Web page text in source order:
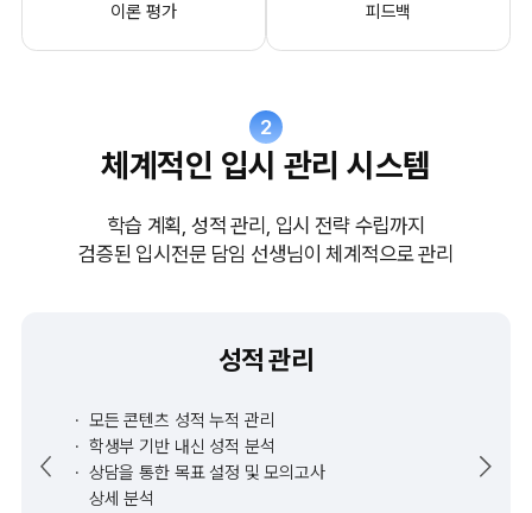
이론 평가
피드백
2
체계적인 입시 관리 시스템
학습 계획, 성적 관리, 입시 전략 수립까지
검증된 입시전문 담임 선생님이 체계적으로 관리
성적 관리
모든 콘텐츠 성적 누적 관리
학생부 기반 내신 성적 분석
상담을 통한 목표 설정 및 모의고사
상세 분석